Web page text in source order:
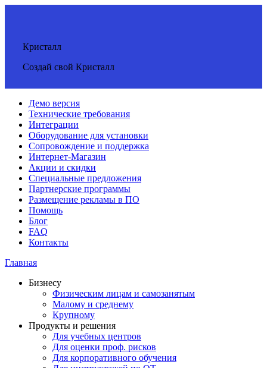
Кристалл
Создай свой Кристалл
Демо версия
Технические требования
Интеграции
Оборудование для установки
Сопровождение и поддержка
Интернет-Магазин
Акции и скидки
Специальные предложения
Партнерские программы
Размещение рекламы в ПО
Помощь
Блог
FAQ
Контакты
Главная
Бизнесу
Физическим лицам и самозанятым
Малому и среднему
Крупному
Продукты и решения
Для учебных центров
Для оценки проф. рисков
Для корпоративного обучения